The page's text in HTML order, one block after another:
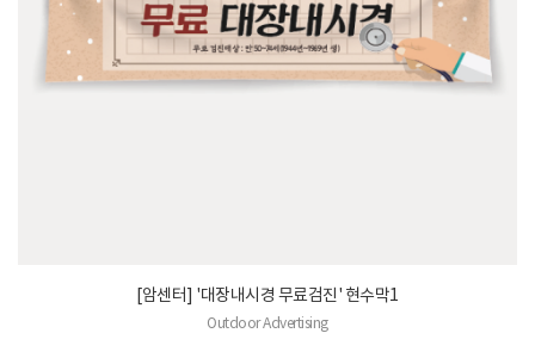
[암센터] '대장내시경 무료검진' 현수막1
Outdoor Advertising